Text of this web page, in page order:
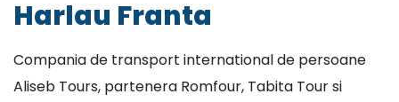
Harlau Franta
Compania de transport international de persoane
Aliseb Tours, partenera Romfour, Tabita Tour si